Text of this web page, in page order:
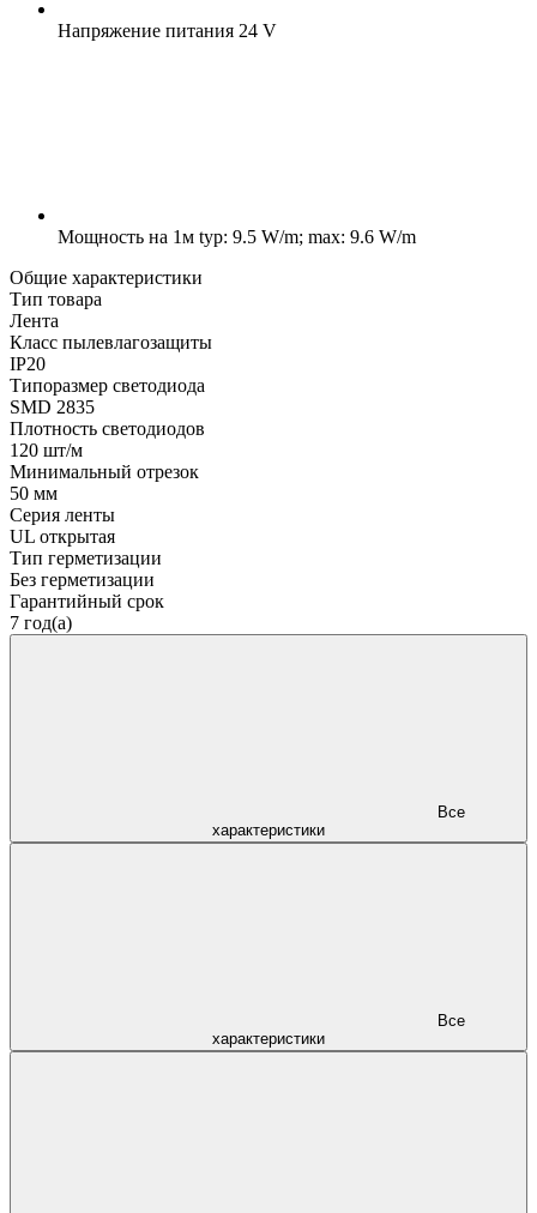
Напряжение питания 24 V
Мощность на 1м typ: 9.5 W/m; max: 9.6 W/m
Общие характеристики
Тип товара
Лента
Класс пылевлагозащиты
IP20
Типоразмер светодиода
SMD 2835
Плотность светодиодов
120 шт/м
Минимальный отрезок
50 мм
Серия ленты
UL открытая
Тип герметизации
Без герметизации
Гарантийный срок
7 год(а)
характеристики
характеристики